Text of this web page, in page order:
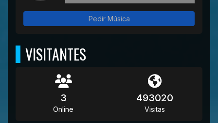
Pedir Música
VISITANTES
3
Online
493020
Visitas